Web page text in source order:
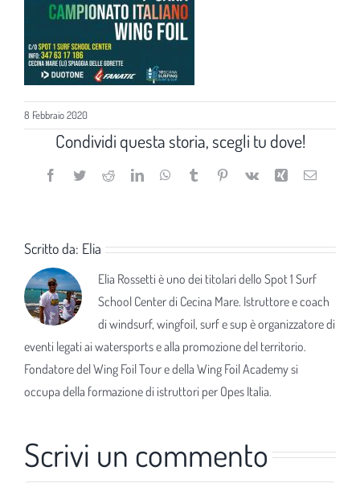
8 Febbraio 2020
Condividi questa storia, scegli tu dove!
Facebook
TwitterRedditLinkedInWhatsApp
TumblrPinterest
Vk Xing Email
Scritto da: Elia
Elia Rossetti è uno dei titolari dello Spot 1 Surf
School Center di Cecina Mare. Istruttore e coach
di windsurf, wingfoil, surf e sup è organizzatore di
eventi legati ai watersports e alla promozione del territorio.
Fondatore del Wing Foil Tour e della Wing Foil Academy si
occupa della formazione di istruttori per Opes Italia.
Scrivi un commento